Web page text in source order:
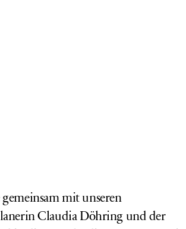
gemeinsam mit unseren
Claudia Döhring und der